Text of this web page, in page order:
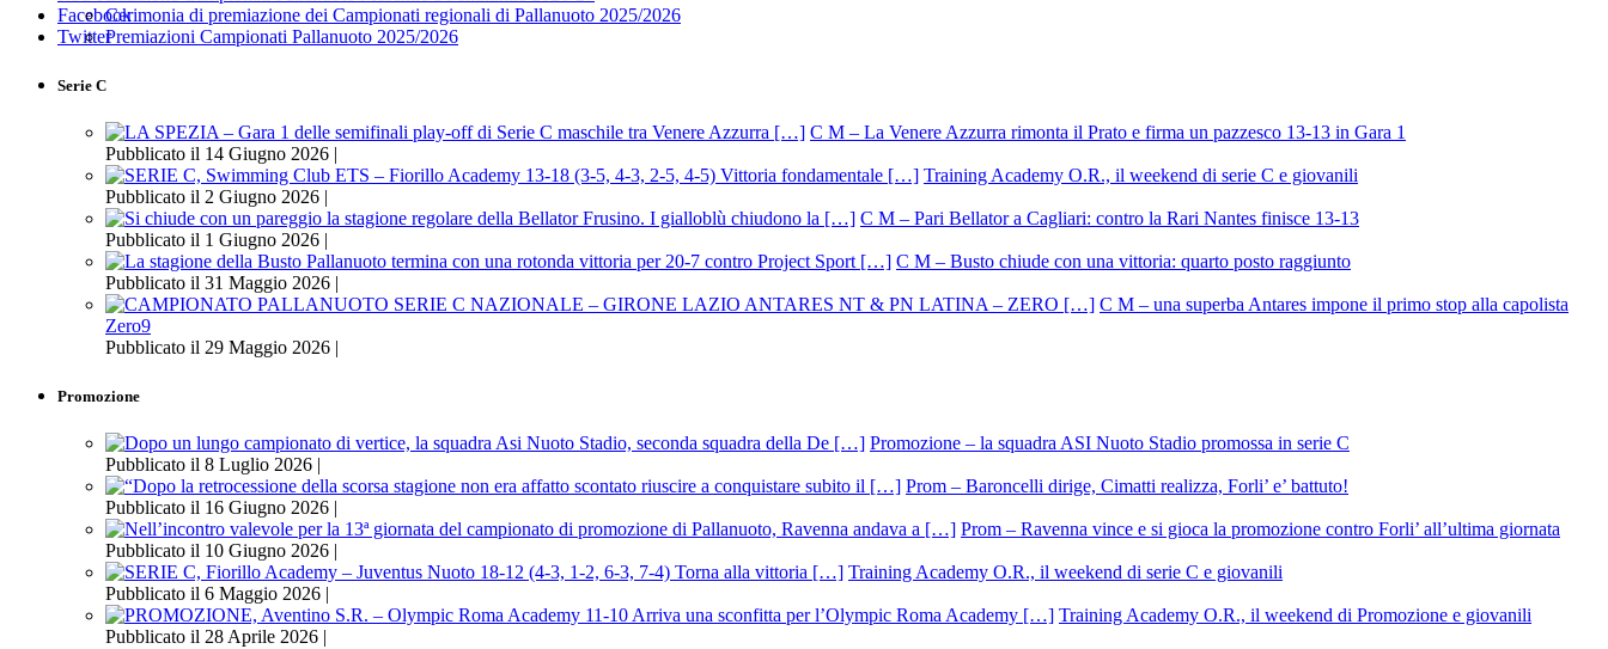
Facebook
Twitter
Cerimonia di premiazione dei Campionati regionali di Pallanuoto 2025/2026
Premiazioni Campionati Pallanuoto 2025/2026
Serie C
C M – La Venere Azzurra rimonta il Prato e firma un pazzesco 13-13 in Gara 1
Pubblicato il 14 Giugno 2026 |
Training Academy O.R., il weekend di serie C e giovanili
Pubblicato il 2 Giugno 2026 |
C M – Pari Bellator a Cagliari: contro la Rari Nantes finisce 13-13
Pubblicato il 1 Giugno 2026 |
C M – Busto chiude con una vittoria: quarto posto raggiunto
Pubblicato il 31 Maggio 2026 |
C M – una superba Antares impone il primo stop alla capolista
Zero9
Pubblicato il 29 Maggio 2026 |
Promozione
Promozione – la squadra ASI Nuoto Stadio promossa in serie C
Pubblicato il 8 Luglio 2026 |
Prom – Baroncelli dirige, Cimatti realizza, Forli’ e’ battuto!
Pubblicato il 16 Giugno 2026 |
Prom – Ravenna vince e si gioca la promozione contro Forli’ all’ultima giornata
Pubblicato il 10 Giugno 2026 |
Training Academy O.R., il weekend di serie C e giovanili
Pubblicato il 6 Maggio 2026 |
Training Academy O.R., il weekend di Promozione e giovanili
Pubblicato il 28 Aprile 2026 |